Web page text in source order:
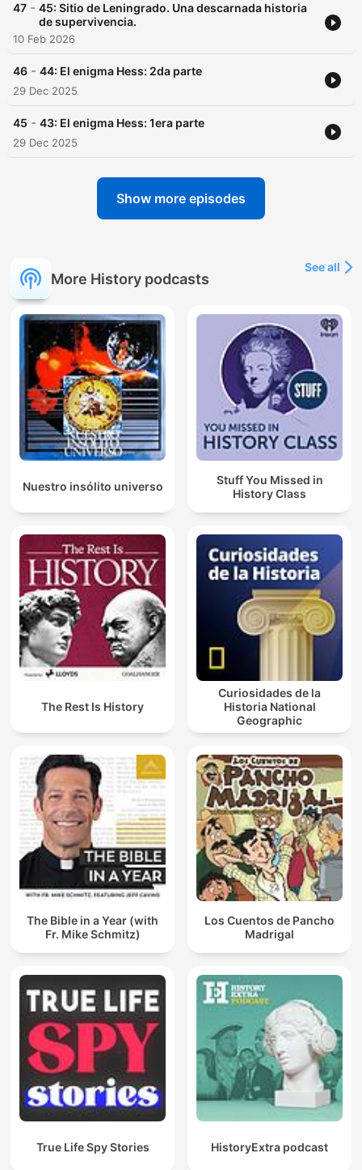
47 - 45: Sitio de Leningrado. Una descarnada historia
de supervivencia.
10 Feb 2026
46 - 44: El enigma Hess: 2da parte
29 Dec 2025
45 - 43: El enigma Hess: 1era parte
29 Dec 2025
Show more episodes
More History podcasts
See all
Nuestro insólito universo
Stuff You Missed in
History Class
The Rest Is History
Curiosidades de la
Historia National
Geographic
The Bible in a Year (with
Fr. Mike Schmitz)
Los Cuentos de Pancho
Madrigal
True Life Spy Stories HistoryExtra podcast